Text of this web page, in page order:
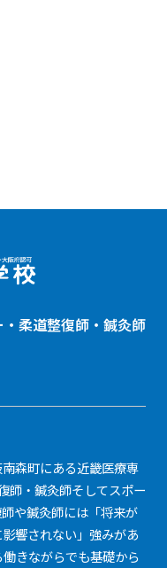
柔道整復師 ・鍼灸師
森町にある近畿医療専
師・鍼灸師そしてスポー
や鍼灸師には「将来が
響されない」強みがあ
きながらでも基礎から